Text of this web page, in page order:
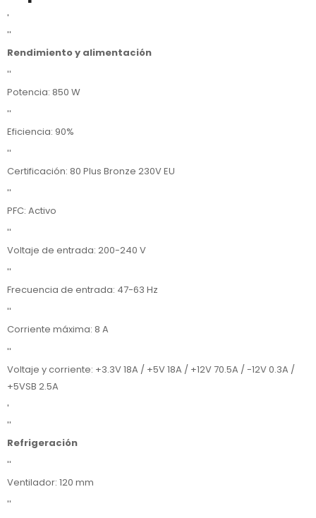
'
''
Rendimiento y alimentación
''
Potencia: 850 W
''
Eficiencia: 90%
''
Certificación: 80 Plus Bronze 230V EU
''
PFC: Activo
''
Voltaje de entrada: 200-240 V
''
Frecuencia de entrada: 47-63 Hz
''
Corriente máxima: 8 A
''
Voltaje y corriente: +3.3V 18A / +5V 18A / +12V 70.5A / -12V 0.3A /
+5VSB 2.5A
'
''
Refrigeración
''
Ventilador: 120 mm
''